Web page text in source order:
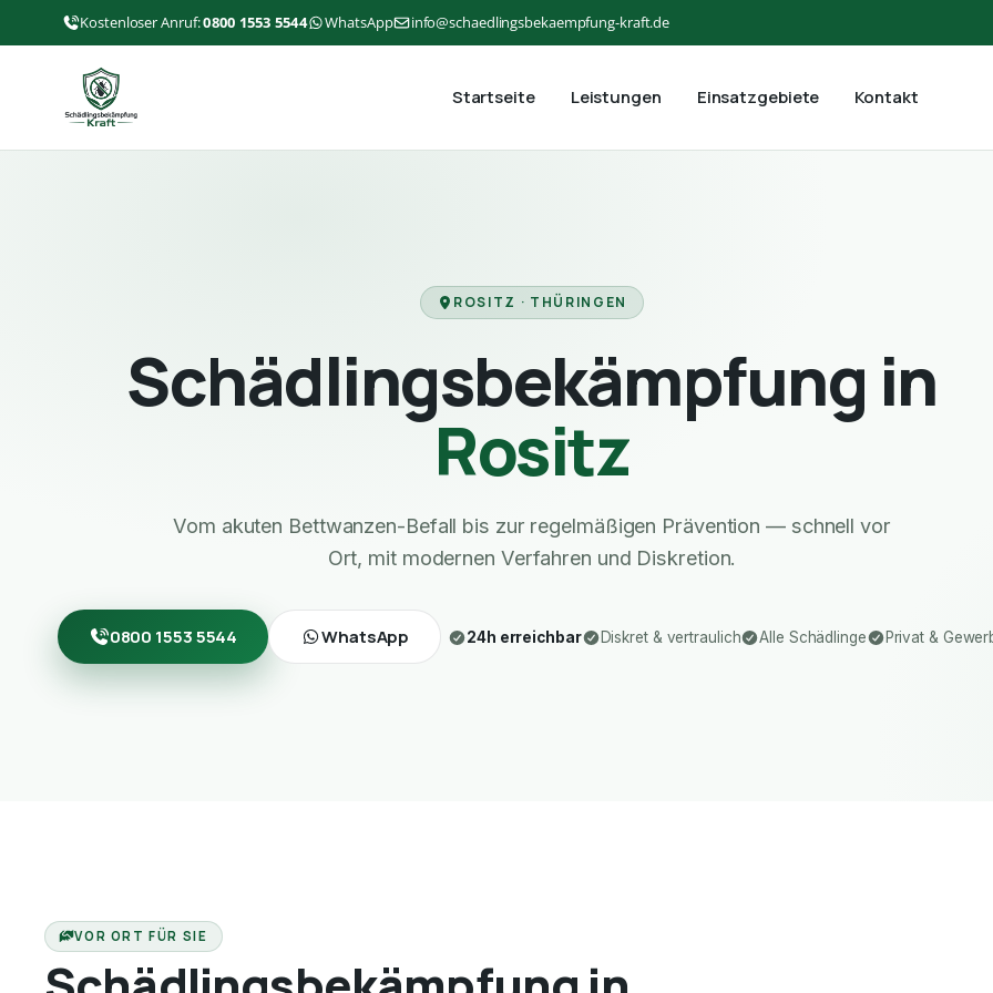
Kostenloser Anruf:0800 1553 5544 WhatsApp info@schaedlingsbekaempfung-kraft.de
Startseite Leistungen Einsatzgebiete Kontakt
ROSITZ · THÜRINGEN
Schädlingsbekämpfung in
Rositz
Vom akuten Bettwanzen-Befall bis zur regelmäßigen Prävention — schnell vor
Ort, mit modernen Verfahren und Diskretion.
0800 1553 5544 WhatsApp 24h erreichbar Diskret & vertraulich Alle Schädlinge Privat &
VOR ORT FÜR SIE